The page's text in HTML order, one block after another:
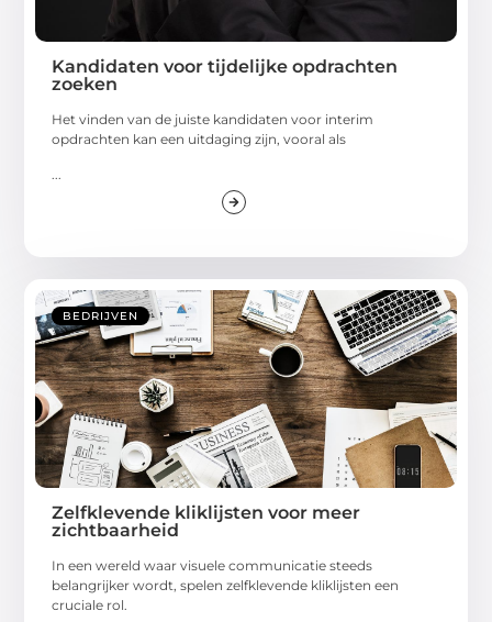
Kandidaten voor tijdelijke opdrachten
zoeken
Het vinden van de juiste kandidaten voor interim
opdrachten kan een uitdaging zijn, vooral als
...
BEDRIJVEN
Zelfklevende kliklijsten voor meer
zichtbaarheid
In een wereld waar visuele communicatie steeds
belangrijker wordt, spelen zelfklevende kliklijsten een
cruciale rol.